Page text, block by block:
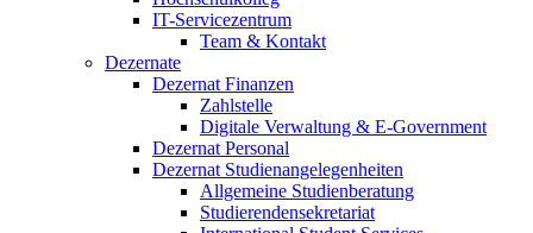
IT-Servicezentrum
Team & Kontakt
Dezernate
Dezernat Finanzen
Zahlstelle
Digitale Verwaltung & E-Government
Dezernat Personal
Dezernat Studienangelegenheiten
Allgemeine Studienberatung
Studierendensekretariat